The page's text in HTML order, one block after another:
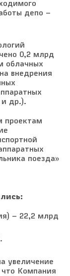
депо –
0,2 млрд
облачных
внедрения
и др.).
проектам
поезда»
– 22,2 млрд
увеличение
Компания